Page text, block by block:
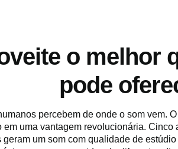
o melhor
pode
percebem de onde o som vem.
em uma vantagem revolucionária. Cinco
geram um som com qualidade de